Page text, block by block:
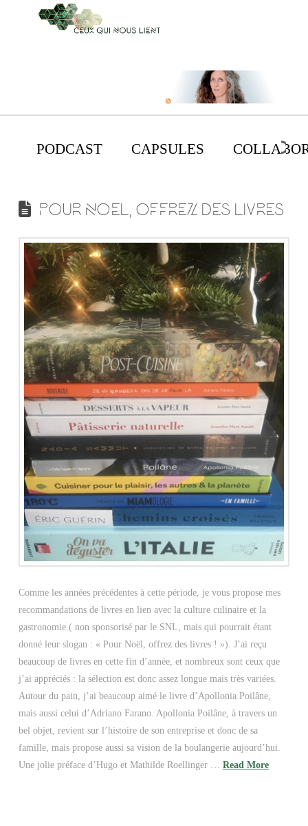
PODCAST CAPSULES
POUR NOEL, OFFREZ DES LIVRES
Comme les années précédentes à cette période, je vous propose mes
recommandations de livres en lien avec la culture culinaire et la
gastronomie ( non sponsorisé par le SNL, mais qui pourrait étant
donné leur slogan : « Pour Noël, offrez des livres ! »). J’ai reçu
beaucoup de livres en cette fin d’année, et nombreux sont ceux que
j’ai appréciés : la sélection est donc assez longue mais très variées.
Autour du pain, j’ai beaucoup aimé le livre d’Apollonia Poilâne,
mais aussi celui d’Adriano Farano. Apollonia Poilâne, à travers un
bel objet, revient sur l’histoire de son entreprise et donc de sa
famille, mais propose aussi sa vision de la boulangerie aujourd’hui.
Une jolie préface d’Hugo et Mathilde Roellinger … Read More